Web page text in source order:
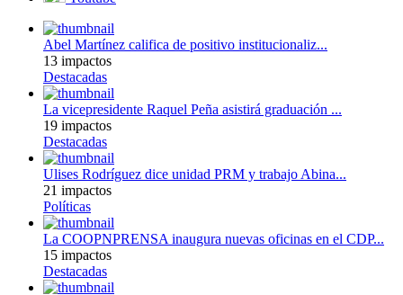
Abel Martínez califica de positivo institucionaliz...
13 impactos
Destacadas
La vicepresidente Raquel Peña asistirá graduación ...
19 impactos
Destacadas
Ulises Rodríguez dice unidad PRM y trabajo Abina...
21 impactos
Políticas
La COOPNPRENSA inaugura nuevas oficinas en el CDP...
15 impactos
Destacadas